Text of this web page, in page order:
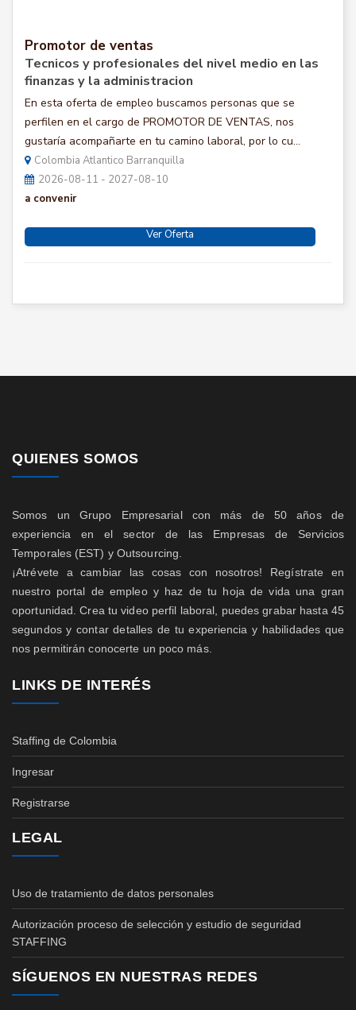
Promotor de ventas
Tecnicos y profesionales del nivel medio en las
finanzas y la administracion
En esta oferta de empleo buscamos personas que se
perfilen en el cargo de PROMOTOR DE VENTAS, nos
gustaría acompañarte en tu camino laboral, por lo cu...
Colombia Atlantico Barranquilla
2026-08-11 - 2027-08-10
a convenir
Ver Oferta
QUIENES SOMOS
Somos un Grupo Empresarial con más de 50 años de
experiencia en el sector de las Empresas de Servicios
Temporales (EST) y Outsourcing.
¡Atrévete a cambiar las cosas con nosotros! Regístrate en
nuestro portal de empleo y haz de tu hoja de vida una gran
oportunidad. Crea tu video perfil laboral, puedes grabar hasta 45
segundos y contar detalles de tu experiencia y habilidades que
nos permitirán conocerte un poco más.
LINKS DE INTERÉS
Staffing de Colombia
Ingresar
Registrarse
LEGAL
Uso de tratamiento de datos personales
Autorización proceso de selección y estudio de seguridad
STAFFING
SÍGUENOS EN NUESTRAS REDES